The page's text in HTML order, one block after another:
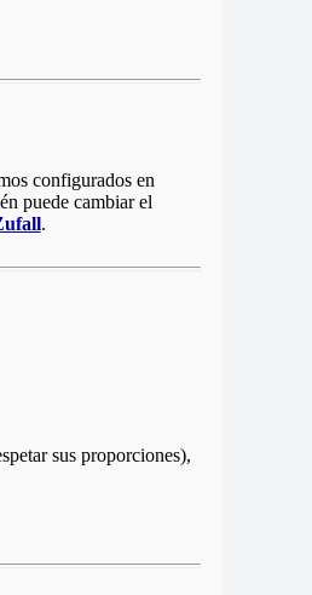
configurados en
puede cambiar el
.
sus proporciones),